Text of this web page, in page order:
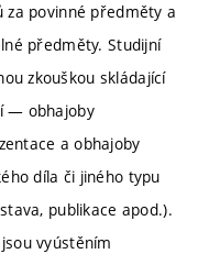
povinné předměty a
předměty. Studijní
zkouškou skládající
— obhajoby
a obhajoby
díla či jiného typu
publikace apod.).
vyústěním